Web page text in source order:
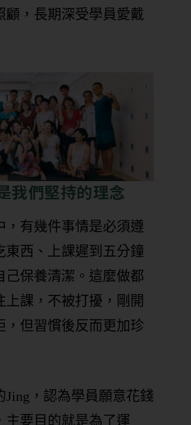
顧，長期深受學員愛戴
我們堅持的理念
，有幾件事情是必須遵
東西、上課遲到五分鐘
己保養清潔。這麼做都
上課，不被打擾，剛開
，但習慣後反而更加珍
Jing，認為學員願意花錢
主要目的就是為了運